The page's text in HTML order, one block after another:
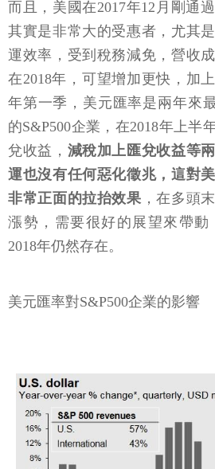
而且，美國在2017年12月剛通
其實是非常大的受惠者，尤其
運效率，受到稅務減免，營收
在2018年，可望增加更快，加
年第一季，美元匯率是兩年來
的S&P500企業，在2018年上半
兌收益， 減稅加上匯兌收益等
運也沒有任何惡化徵兆，這對
非常正面的拉抬效果 ，在多頭
漲勢，需要很好的展望來帶動
2018年仍然存在。
美元匯率對S&P500企業的影響